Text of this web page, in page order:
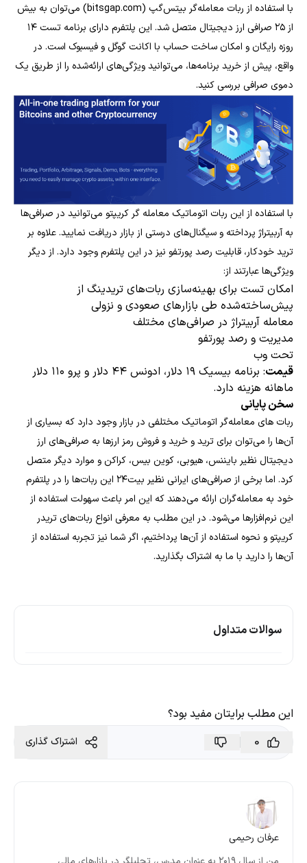
با استفاده از ربات معامله‌گر بیتس‌گپ (bitsgap.com) می‌توان به بیش
از ۲۵ صرافی ارز دیجیتال متصل شد. این پلتفرم دارای برنامه تست ۱۴
روزه رایگان و امکان ساخت حساب با اکانت گوگل و فیسبوک است. در
واقع، پیش از خرید برنامه‌ها، می‌توانید ویژگی‌های ارائه‌شده را از طریق یک
دموی صرافی بررسی کنید.
با استفاده از این ربات اتوماتیک معامله گر کریپتو می‌توانید در صرافی‌ها
به آربیتراژ پرداخته و سیگنال‌های درستی از بازار دریافت نمایید. علاوه بر
ترید خودکار، قابلیت رصد پورتفو نیز در این پلتفرم وجود دارد. از دیگر
ویژگی‌ها عبارتند از:
امکان تست برای بهینه‌سازی ربات‌های تریدینگ از
پیش‌ساخته‌شده طی بازارهای صعودی و نزولی
معامله آربیتراژ در صرافی‌های مختلف
مدیریت و رصد پورتفو
تحت وب
قیمت
: برنامه بیسیک ۱۹ دلار، ادونس ۴۴ دلار و پرو ۱۱۰ دلار
ماهانه هزینه دارد.
سخن پایانی
ربات های معامله‌گر اتوماتیک مختلفی در بازار وجود دارد که بسیاری از
آن‌ها را می‌توان برای ترید و خرید و فروش رمز ارزها به صرافی‌های ارز
دیجیتال نظیر بایننس، هیوبی، کوین بیس، کراکن و موارد دیگر متصل
کرد. اما برخی از صرافی‌های ایرانی نظیر بیت۲۴ این ربات‌ها را در پلتفرم
خود به معامله‌گران ارائه می‌دهند که این امر باعث سهولت استفاده از
این نرم‌افزارها می‌شود. در این مطلب به معرفی انواع ربات‌های تریدر
کریپتو و نحوه استفاده از آن‌ها پرداختیم، اگر شما نیز تجربه استفاده از
آن‌ها را دارید با ما به اشتراک بگذارید.
سوالات متداول
این مطلب برایتان مفید بود؟
0
اشتراک گذاری
عرفان رحیمی